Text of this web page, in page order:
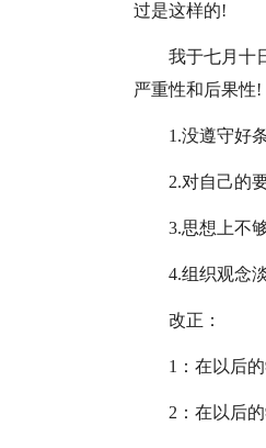
过是这样的!
我于七月十
严重性和后果性!
1.没遵守好
2.对自己的
3.思想上不
4.组织观念
改正：
1：在以后
2：在以后